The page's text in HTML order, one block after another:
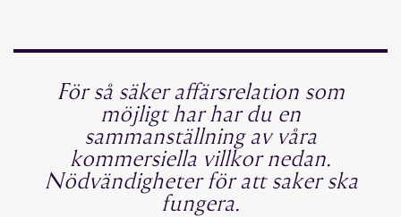
För så säker affärsrelation som
möjligt har har du en
sammanställning av våra
kommersiella villkor nedan.
Nödvändigheter för att saker ska
fungera.